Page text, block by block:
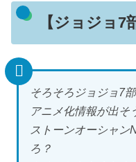
【ジョジョ7
そろそろジョジョ7
アニメ化情報が出そ
ストーンオーシャン
ろ？